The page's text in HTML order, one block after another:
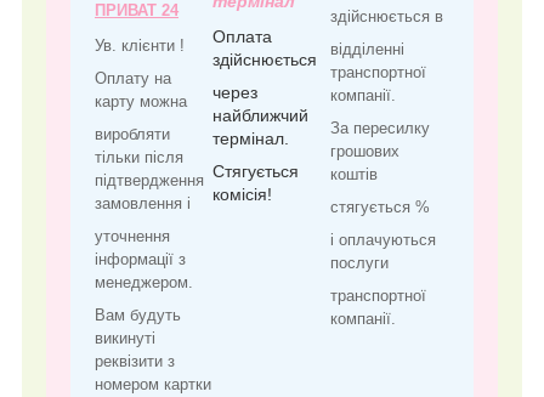
ПРИВАТ 24
Ув. клієнти !
Оплату на
карту можна
виробляти
тільки після
підтвердження
замовлення і
уточнення
інформації з
менеджером.
Вам будуть
викинуті
реквізити з
номером картки
Оплата
здійснюється
через
найближчий
термінал.
Стягується
комісія!
здійснюється в
відділенні
транспортної
компанії.
За пересилку
грошових
коштів
стягується %
і оплачуються
послуги
транспортної
компанії.